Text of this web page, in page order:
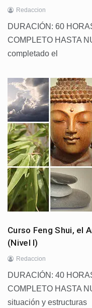
Redaccion
DURACIÓN: 60
COMPLETO HASTA
completado el
Curso Feng Shui, el
(Nivel I)
Redaccion
DURACIÓN: 40
COMPLETO HASTA
situación y estructuras